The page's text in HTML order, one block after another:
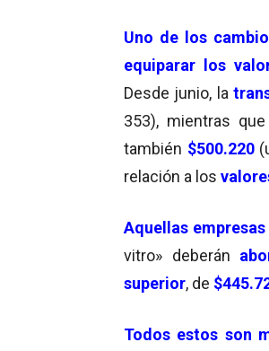
Uno de los
equiparar los
Desde junio, la
353), mientras
también $500.220
relación a los
Aquellas empresas
vitro» deberán
superior, de
Todos estos son